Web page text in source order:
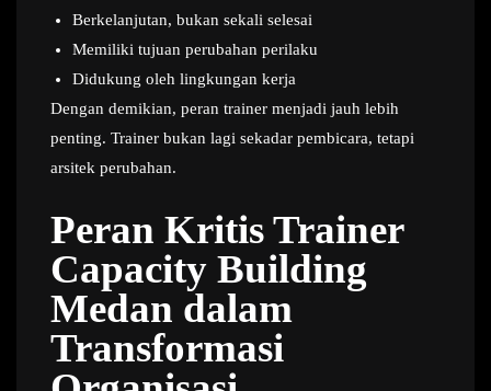
Berkelanjutan, bukan sekali selesai
Memiliki tujuan perubahan perilaku
Didukung oleh lingkungan kerja
Dengan demikian, peran trainer menjadi jauh lebih
penting. Trainer bukan lagi sekadar pembicara, tetapi
arsitek perubahan.
Peran Kritis Trainer
Capacity Building
Medan dalam
Transformasi